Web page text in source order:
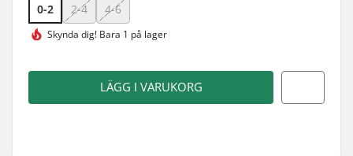
0-2 2-4 4-6
Skynda dig! Bara 1 på lager
LÄGG I VARUKORG